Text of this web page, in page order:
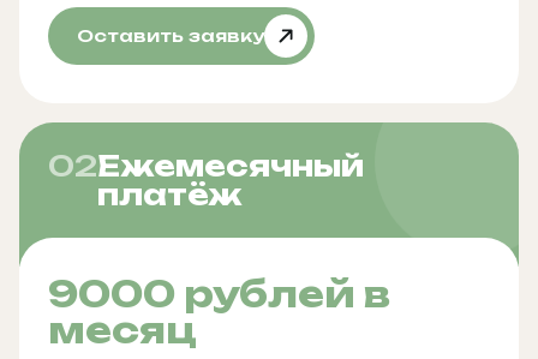
Оставить заявку
02Ежемесячный
платёж
9000 рублей в
месяц